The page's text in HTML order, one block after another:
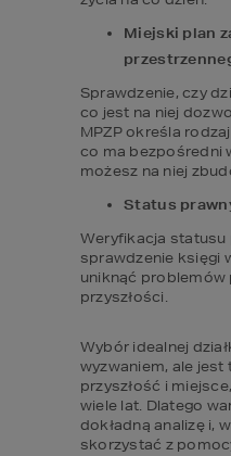
Miejski plan
Sprawdzenie, czy
co jest na niej
MPZP określa
co ma bezpośredni
możesz na niej
Status
Weryfikacja statusu
sprawdzenie księgi
uniknąć problemów
przyszłości.
Wybór idealnej
wyzwaniem, ale jest
przyszłość i
wiele lat. Dlatego
dokładną analizę i,
skorzystać z